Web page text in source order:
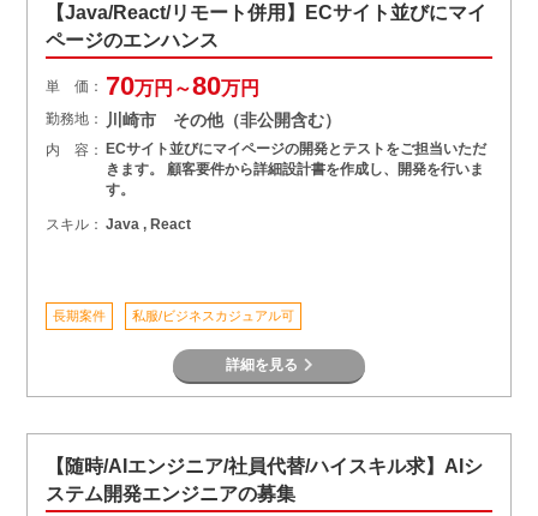
【Java/React/リモート併用】ECサイト並びにマイ
ページのエンハンス
単 価： 70万円～80万円
勤務地： 川崎市 その他（非公開含む）
内 容：
ECサイト並びにマイページの開発とテストをご担当いただ
きます。 顧客要件から詳細設計書を作成し、開発を行いま
す。
スキル： Java , React
長期案件 私服/ビジネスカジュアル可
詳細を見る
【随時/AIエンジニア/社員代替/ハイスキル求】AIシ
ステム開発エンジニアの募集